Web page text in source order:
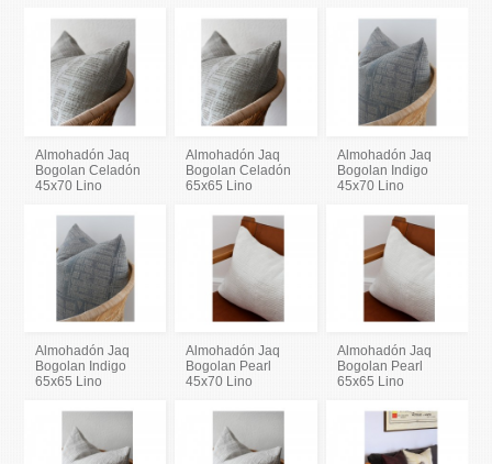
Almohadón Jaq
Bogolan Celadón
45x70 Lino
Almohadón Jaq
Bogolan Celadón
65x65 Lino
Almohadón Jaq
Bogolan Indigo
45x70 Lino
Almohadón Jaq
Bogolan Indigo
65x65 Lino
Almohadón Jaq
Bogolan Pearl
45x70 Lino
Almohadón Jaq
Bogolan Pearl
65x65 Lino